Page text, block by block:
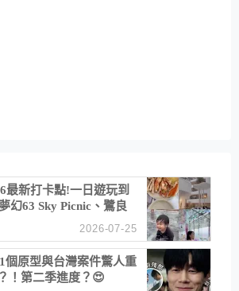
最新打卡點!一日遊玩到
幻63 Sky Picnic、鷺良
《淚之女王》拍攝地、漢
2026-07-25
個原型與台灣案件驚人重
！第二季進度？😍